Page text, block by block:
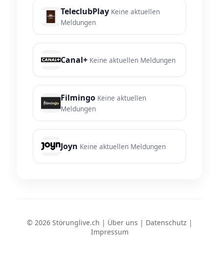
TeleclubPlay Keine aktuellen
Meldungen
Canal+ Keine aktuellen Meldungen
Filmingo Keine aktuellen
Meldungen
Joyn Keine aktuellen Meldungen
© 2026 Störunglive.ch | Über uns | Datenschutz |
Impressum